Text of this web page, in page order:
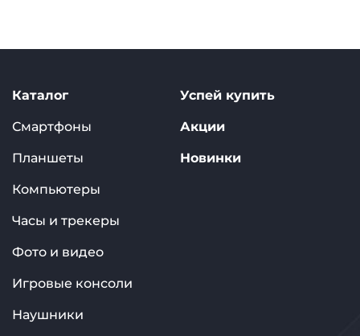
Каталог
Смартфоны
Планшеты
Компьютеры
Часы и трекеры
Фото и видео
Игровые консоли
Наушники
Успей купить
Акции
Новинки